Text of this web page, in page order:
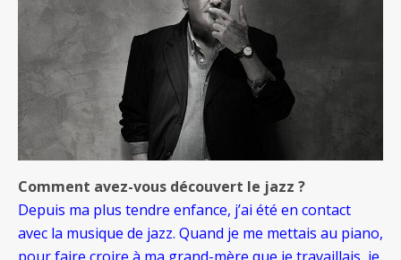
Comment avez-vous découvert le jazz ?
Depuis ma plus tendre enfance, j’ai été en contact
avec la musique de jazz. Quand je me mettais au piano,
pour faire croire à ma grand-mère que je travaillais, je